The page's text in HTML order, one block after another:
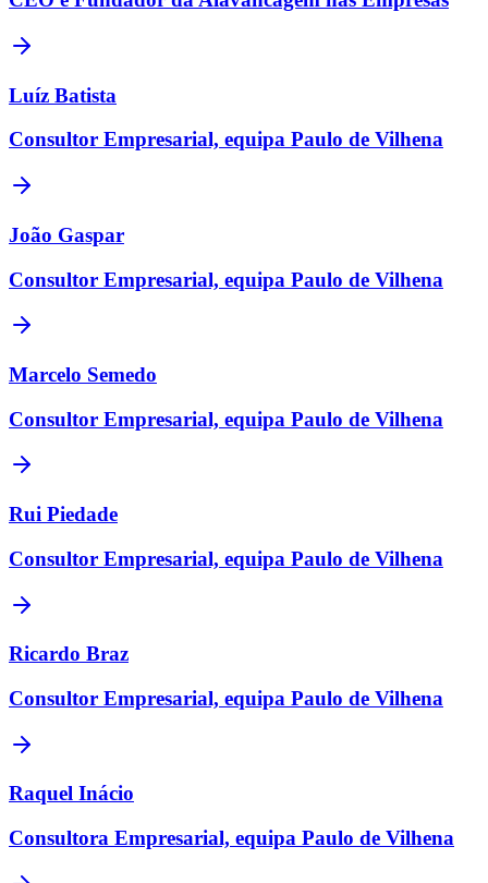
Luíz Batista
Consultor Empresarial, equipa Paulo de Vilhena
João Gaspar
Consultor Empresarial, equipa Paulo de Vilhena
Marcelo Semedo
Consultor Empresarial, equipa Paulo de Vilhena
Rui Piedade
Consultor Empresarial, equipa Paulo de Vilhena
Ricardo Braz
Consultor Empresarial, equipa Paulo de Vilhena
Raquel Inácio
Consultora Empresarial, equipa Paulo de Vilhena